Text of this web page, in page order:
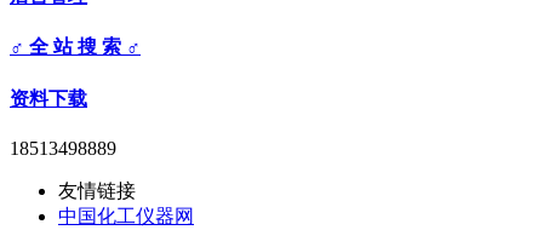
♂ 全 站 搜 索 ♂
资料下载
18513498889
友情链接
中国化工仪器网